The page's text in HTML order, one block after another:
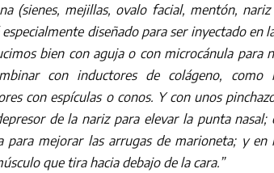
(sienes, mejillas, ovalo facial, mentón, nariz
diseñado para ser inyectado en
bien con aguja o con microcánula para
con inductores de colágeno, como
con espículas o conos. Y con unos
de la nariz para elevar la punta nasal;
para mejorar las arrugas de marioneta; y en
que tira hacia debajo de la cara.”